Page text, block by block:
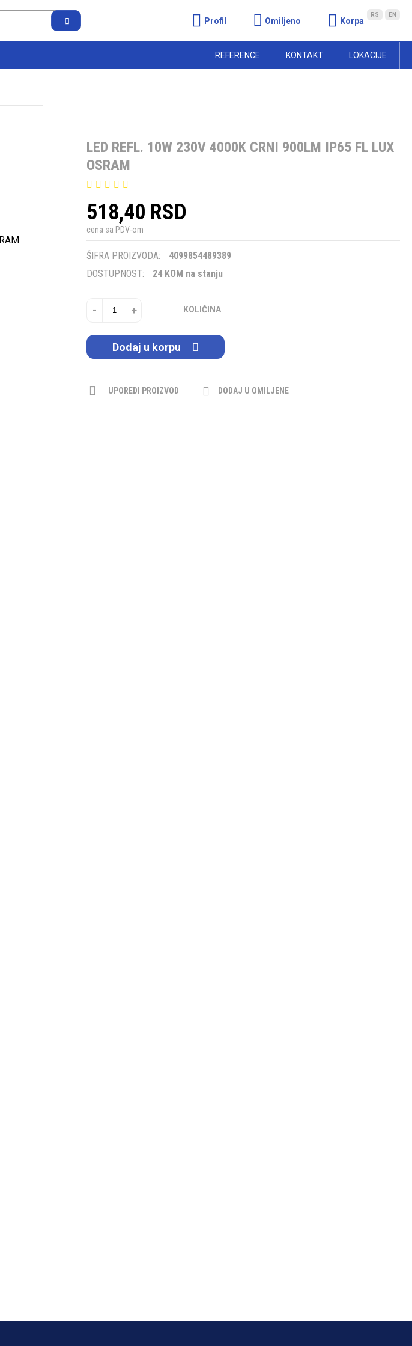
Profil Omiljeno Korpa
RS EN
REFERENCE KONTAKT LOKACIJE
LED REFL. 10W 230V 4000K CRNI 900LM IP65 FL LUX
OSRAM
518,40 RSD
cena sa PDV-om
ŠIFRA PROIZVODA:
4099854489389
DOSTUPNOST:
24 KOM na stanju
- + KOLIČINA
Dodaj u korpu
UPOREDI PROIZVOD DODAJ U OMILJENE